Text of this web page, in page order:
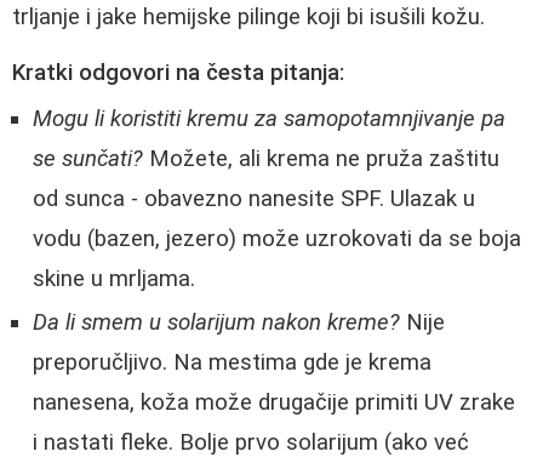
trljanje i jake hemijske pilinge koji bi isušili kožu.
Kratki odgovori na česta pitanja:
Mogu li koristiti kremu za samopotamnjivanje pa
se sunčati? Možete, ali krema ne pruža zaštitu
od sunca - obavezno nanesite SPF. Ulazak u
vodu (bazen, jezero) može uzrokovati da se boja
skine u mrljama.
Da li smem u solarijum nakon kreme? Nije
preporučljivo. Na mestima gde je krema
nanesena, koža može drugačije primiti UV zrake
i nastati fleke. Bolje prvo solarijum (ako već